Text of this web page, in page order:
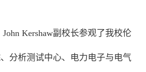
Kershaw副校长参观了我校伦
分析测试中心、电力电子与电气